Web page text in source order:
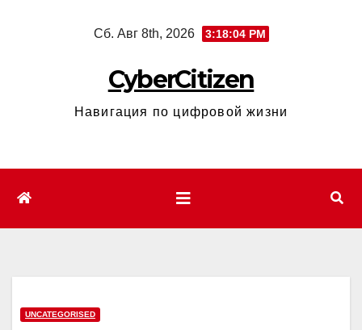
Сб. Авг 8th, 2026 3:18:05 PM
CyberCitizen
Навигация по цифровой жизни
UNCATEGORISED